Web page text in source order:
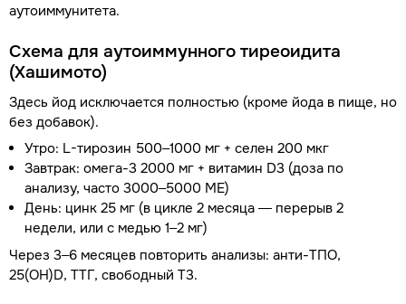
аутоиммунитета.
Схема для аутоиммунного тиреоидита
(Хашимото)
Здесь йод исключается полностью (кроме йода в пище, но
без добавок).
Утро: L-тирозин 500–1000 мг + селен 200 мкг
Завтрак: омега-3 2000 мг + витамин D3 (доза по
анализу, часто 3000–5000 МЕ)
День: цинк 25 мг (в цикле 2 месяца — перерыв 2
недели, или с медью 1–2 мг)
Через 3–6 месяцев повторить анализы: анти-ТПО,
25(OH)D, ТТГ, свободный Т3.